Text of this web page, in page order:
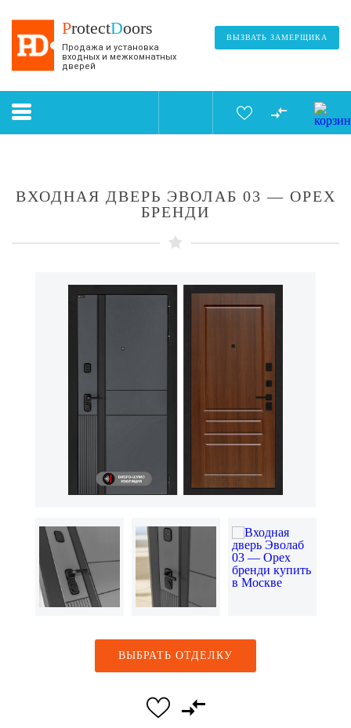
ProtectDoors
Продажа и установка
входных и межкомнатных
дверей
ВЫЗВАТЬ ЗАМЕРЩИКА
ВХОДНАЯ ДВЕРЬ ЭВОЛАБ 03 — ОРЕХ
БРЕНДИ
ВЫБРАТЬ ОТДЕЛКУ